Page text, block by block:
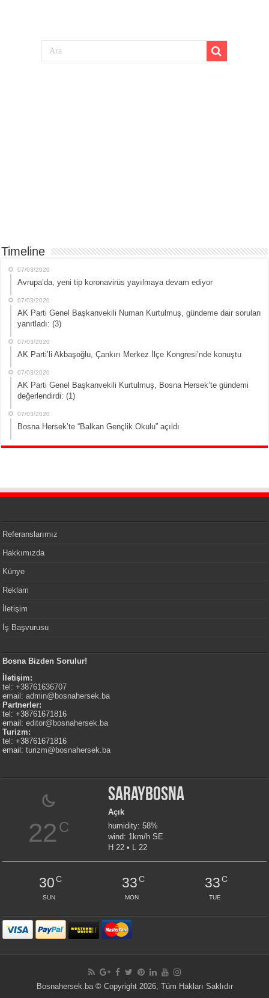
Timeline
07/03/2020
Avrupa’da, yeni tip koronavirüs yayılmaya devam ediyor
07/03/2020
AK Parti Genel Başkanvekili Numan Kurtulmuş, gündeme dair soruları
yanıtladı: (3)
07/03/2020
AK Parti’li Akbaşoğlu, Çankırı Merkez İlçe Kongresi’nde konuştu
07/03/2020
AK Parti Genel Başkanvekili Kurtulmuş, Bosna Hersek’te gündemi
değerlendirdi: (1)
07/03/2020
Bosna Hersek’te “Balkan Gençlik Okulu” açıldı
Referanslarımız
Hakkımızda
Künye
Reklam
İletişim
İş Başvurusu
Bosna Bizden Sorulur!
İletişim:
tel: +38761636707
email:admin@bosnahersek.ba
Partnerler:
tel: +38761671816
email:editor@bosnahersek.ba
Turizm:
tel: +38761671816
email:turizm@bosnahersek.ba
22 C
Saraybosna
Açık
humidity: 58%
wind: 1km/h SE
H 22 • L 22
30C
SUN
33C
MON
33C
TUE
Bosnahersek.ba © Copyright 2026, Tüm Hakları Saklıdır